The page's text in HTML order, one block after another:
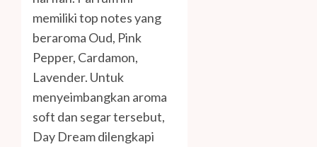
memiliki top notes yang
beraroma Oud, Pink
Pepper, Cardamon,
Lavender. Untuk
menyeimbangkan aroma
soft dan segar tersebut,
Day Dream dilengkapi